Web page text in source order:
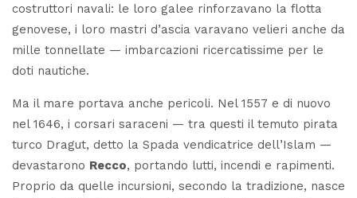
costruttori navali: le loro galee rinforzavano la flotta
genovese, i loro mastri d’ascia varavano velieri anche da
mille tonnellate — imbarcazioni ricercatissime per le
doti nautiche.
Ma il mare portava anche pericoli. Nel 1557 e di nuovo
nel 1646, i corsari saraceni — tra questi il temuto pirata
turco Dragut, detto la Spada vendicatrice dell’Islam —
devastarono Recco, portando lutti, incendi e rapimenti.
Proprio da quelle incursioni, secondo la tradizione, nasce